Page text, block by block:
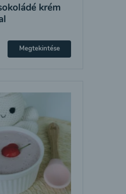
krém
Megtekintése